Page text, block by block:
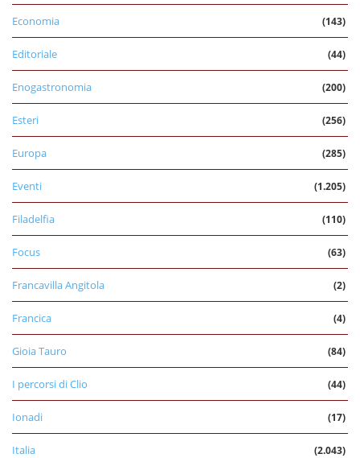
Economia (143)
Editoriale (44)
Enogastronomia (200)
Esteri (256)
Europa (285)
Eventi (1.205)
Filadelfia (110)
Focus (63)
Francavilla Angitola (2)
Francica (4)
Gioia Tauro (84)
I percorsi di Clio (44)
Ionadi (17)
Italia (2.043)